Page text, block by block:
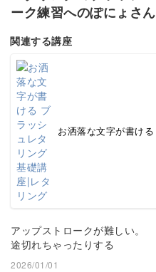
ーク練習へのぽにょさ
関連する講座
お洒落な文字が書け
アップストロークが難しい。
途切れちゃったりする
2026/01/01